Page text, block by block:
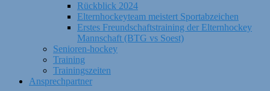
Rückblick 2024
Elternhockeyteam meistert Sportabzeichen
Erstes Freundschaftstraining der Elternhockey
Mannschaft (BTG vs Soest)
Senioren-hockey
Training
Trainingszeiten
Ansprechpartner